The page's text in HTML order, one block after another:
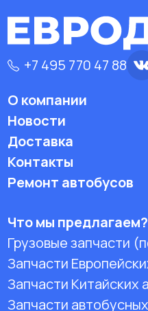
+7 495 770 47 88
О компании
Новости
Доставка
Контакты
Ремонт автобусов
Что мы предлагаем?
Грузовые запчасти
Запчасти
Запчасти Китайских
Запчасти